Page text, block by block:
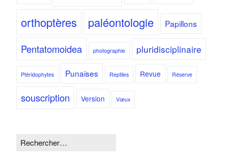
orthoptères paléontologie Papillons
Pentatomoidea photographie pluridisciplinaire
Ptéridophytes Punaises Reptiles Revue Réserve
souscription Version Vœux